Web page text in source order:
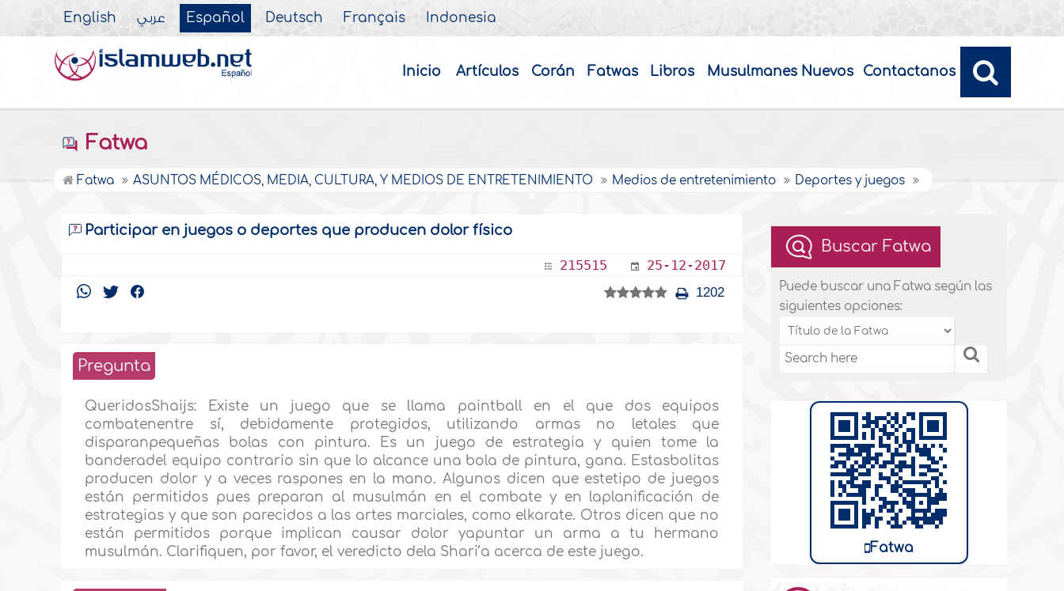
English عربي Español Deutsch Français Indonesia
Inicio Artículos Corán Fatwas Libros Musulmanes Nuevos Contactanos
Fatwa
Fatwa ASUNTOS MÉDICOS, MEDIA, CULTURA, Y MEDIOS DE ENTRETENIMIENTO Medios de entretenimiento Deportes y juegos
Participar en juegos o deportes que producen dolor físico
215515 25-12-2017
1202
Pregunta
QueridosShaijs: Existe un juego que se llama paintball en el que dos equipos
combatenentre sí, debidamente protegidos, utilizando armas no letales que
disparanpequeñas bolas con pintura. Es un juego de estrategia y quien tome la
banderadel equipo contrario sin que lo alcance una bola de pintura, gana. Estasbolitas
producen dolor y a veces raspones en la mano. Algunos dicen que estetipo de juegos
están permitidos pues preparan al musulmán en el combate y en laplanificación de
estrategias y que son parecidos a las artes marciales, como elkarate. Otros dicen que no
están permitidos porque implican causar dolor yapuntar un arma a tu hermano
musulmán. Clarifiquen, por favor, el veredicto dela Shari’a acerca de este juego.
Buscar Fatwa
Puede buscar una Fatwa según las
siguientes opciones:
Fatwa